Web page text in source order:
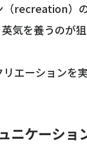
（recreation）
気を養うのが狙
エーションを
ニケーシ